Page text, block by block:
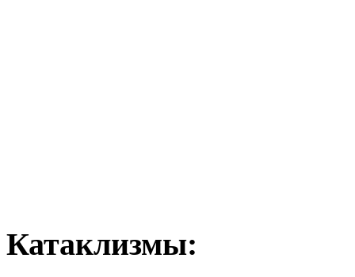
Катаклизмы: